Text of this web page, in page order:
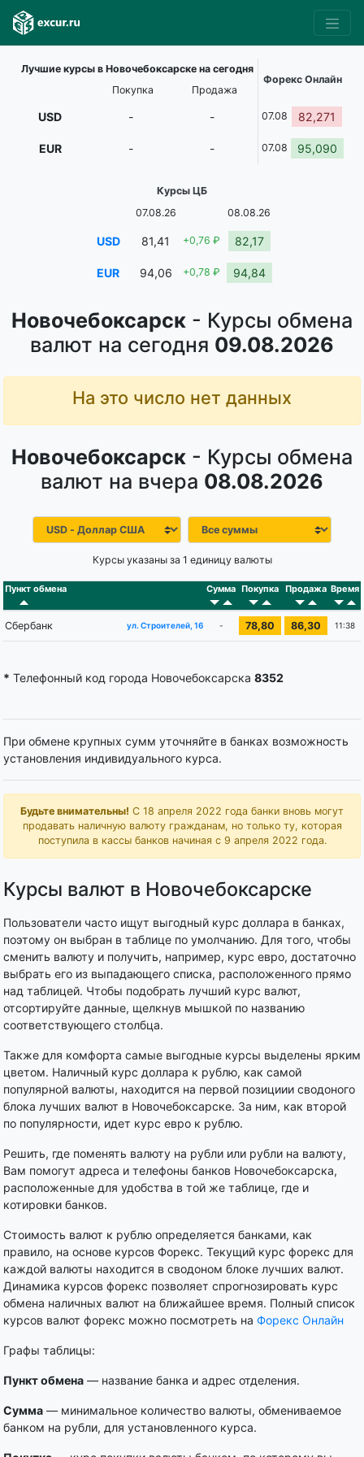
Новочебоксарск - Курсы обмена
валют на сегодня 09.08.2026
На это число нет данных
Новочебоксарск - Курсы обмена
валют на вчера 08.08.2026
Курсы указаны за 1 единицу валюты
Пункт обмена Сумма Покупка Продажа Время
Сбербанк ул. Строителей, 16 - 78,80 86,30 11:38
* Телефонный код города Новочебоксарска 8352
При обмене крупных сумм уточняйте в банках возможность
установления индивидуального курса.
Будьте внимательны! С 18 апреля 2022 года банки вновь могут
продавать наличную валюту гражданам, но только ту, которая
поступила в кассы банков начиная с 9 апреля 2022 года.
Курсы валют в Новочебоксарске
Пользователи часто ищут выгодный курс доллара в банках,
поэтому он выбран в таблице по умолчанию. Для того, чтобы
сменить валюту и получить, например, курс евро, достаточно
выбрать его из выпадающего списка, расположенного прямо
над таблицей. Чтобы подобрать лучший курс валют,
отсортируйте данные, щелкнув мышкой по названию
соответствующего столбца.
Также для комфорта самые выгодные курсы выделены ярким
цветом. Наличный курс доллара к рублю, как самой
популярной валюты, находится на первой позициии сводоного
блока лучших валют в Новочебоксарске. За ним, как второй
по популярности, идет курс евро к рублю.
Решить, где поменять валюту на рубли или рубли на валюту,
Вам помогут адреса и телефоны банков Новочебоксарска,
расположенные для удобства в той же таблице, где и
котировки банков.
Стоимость валют к рублю определяется банками, как
правило, на основе курсов Форекс. Текущий курс форекс для
каждой валюты находится в сводоном блоке лучших валют.
Динамика курсов форекс позволяет спрогнозировать курс
обмена наличных валют на ближайшее время. Полный список
курсов валют форекс можно посмотреть на Форекс Онлайн
Графы таблицы:
Пункт обмена — название банка и адрес отделения.
Сумма — минимальное количество валюты, обмениваемое
банком на рубли, для установленного курса.
Лучшие курсы в Новочебоксарске на сегодня
Форекс Онлайн
Покупка
Продажа
USD - - 07.08 82,271
EUR - - 07.08 95,090
Курсы ЦБ
07.08.26
08.08.26
USD 81,41 +0,76 ₽ 82,17
EUR 94,06 +0,78 ₽ 94,84